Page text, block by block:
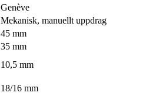
Genève
Mekanisk, manuellt uppdrag
45 mm
35 mm
10,5 mm
18/16 mm